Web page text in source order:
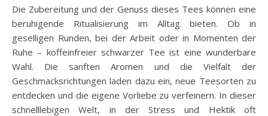
Die Zubereitung und der Genuss dieses Tees können eine
beruhigende Ritualisierung im Alltag bieten. Ob in
geselligen Runden, bei der Arbeit oder in Momenten der
Ruhe – koffeinfreier schwarzer Tee ist eine wunderbare
Wahl. Die sanften Aromen und die Vielfalt der
Geschmacksrichtungen laden dazu ein, neue Teesorten zu
entdecken und die eigene Vorliebe zu verfeinern. In dieser
schnelllebigen Welt, in der Stress und Hektik oft